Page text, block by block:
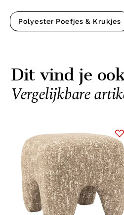
Polyester Poefjes & Krukjes
Dit vind je
Vergelijkbare